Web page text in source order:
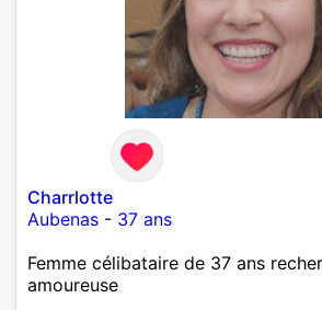
Charrlotte
Aubenas - 37 ans
Femme célibataire de 37 ans
amoureuse